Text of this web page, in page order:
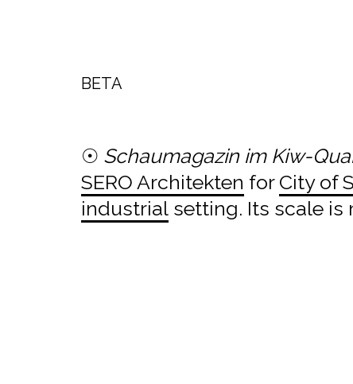
BETA
☉ Schaumagazin im Kiw-
SERO Architekten for City of
industrial setting. Its scale is